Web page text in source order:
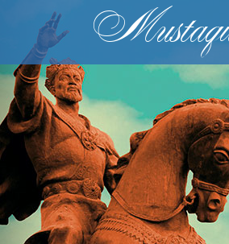
Previous